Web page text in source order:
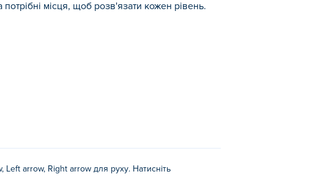
місця, щоб розв'язати кожен рівень.
Left arrow, Right arrow для руху. Натисніть